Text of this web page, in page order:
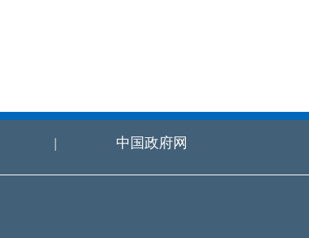
| 中国政府网